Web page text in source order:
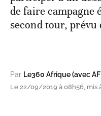
de faire campagne
second tour, prévu
Par Le360 Afrique (avec
Le 22/09/2019 à 08h56, mis